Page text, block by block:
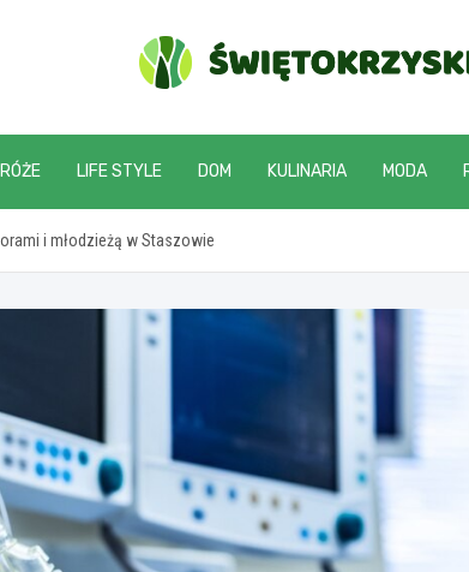
LIFE STYLE DOM KULINARIA MODA
i młodzieżą w Staszowie